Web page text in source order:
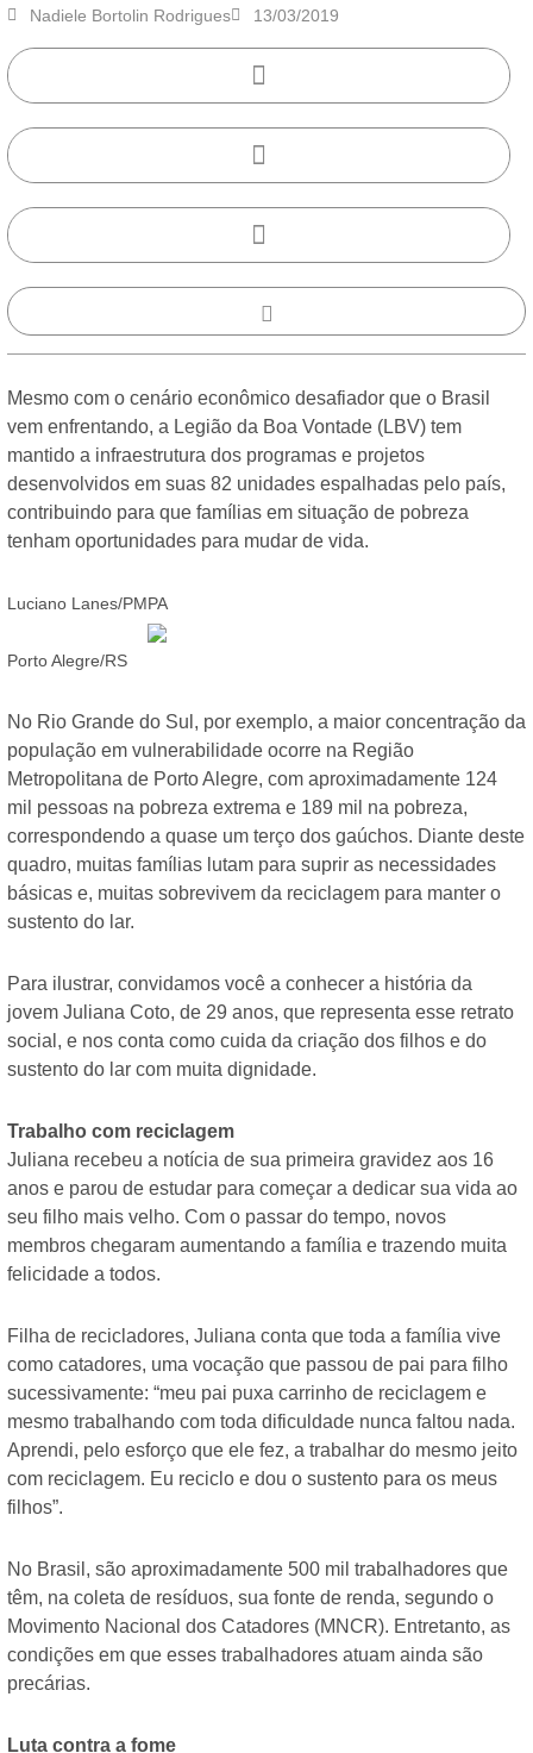
Nadiele Bortolin Rodrigues 13/03/2019
Mesmo com o cenário econômico desafiador que o Brasil
vem enfrentando, a Legião da Boa Vontade (LBV) tem
mantido a infraestrutura dos programas e projetos
desenvolvidos em suas 82 unidades espalhadas pelo país,
contribuindo para que famílias em situação de pobreza
tenham oportunidades para mudar de vida.
Luciano Lanes/PMPA
Porto Alegre/RS
No Rio Grande do Sul, por exemplo, a maior concentração da
população em vulnerabilidade ocorre na Região
Metropolitana de Porto Alegre, com aproximadamente 124
mil pessoas na pobreza extrema e 189 mil na pobreza,
correspondendo a quase um terço dos gaúchos. Diante deste
quadro, muitas famílias lutam para suprir as necessidades
básicas e, muitas sobrevivem da reciclagem para manter o
sustento do lar.
Para ilustrar, convidamos você a conhecer a história da
jovem Juliana Coto, de 29 anos, que representa esse retrato
social, e nos conta como cuida da criação dos filhos e do
sustento do lar com muita dignidade.
Trabalho com reciclagem
Juliana recebeu a notícia de sua primeira gravidez aos 16
anos e parou de estudar para começar a dedicar sua vida ao
seu filho mais velho. Com o passar do tempo, novos
membros chegaram aumentando a família e trazendo muita
felicidade a todos.
Filha de recicladores, Juliana conta que toda a família vive
como catadores, uma vocação que passou de pai para filho
sucessivamente: “meu pai puxa carrinho de reciclagem e
mesmo trabalhando com toda dificuldade nunca faltou nada.
Aprendi, pelo esforço que ele fez, a trabalhar do mesmo jeito
com reciclagem. Eu reciclo e dou o sustento para os meus
filhos”.
No Brasil, são aproximadamente 500 mil trabalhadores que
têm, na coleta de resíduos, sua fonte de renda, segundo o
Movimento Nacional dos Catadores (MNCR). Entretanto, as
condições em que esses trabalhadores atuam ainda são
precárias.
Luta contra a fome